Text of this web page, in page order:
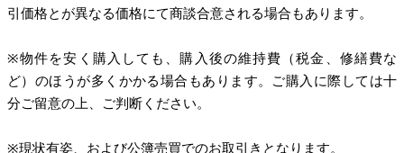
引価格とが異なる価格にて商談合意される場合もあります。
※物件を安く購入しても、購入後の維持費（税金、修繕費な
ど）のほうが多くかかる場合もあります。ご購入に際しては十
分ご留意の上、ご判断ください。
※現状有姿、および公簿売買でのお取引きとなります。